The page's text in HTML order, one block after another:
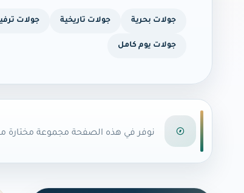
جولات بحرية جولات تاريخية جولات
جولات يوم كامل
نوفر في هذه الصفحة مجموعة مختارة